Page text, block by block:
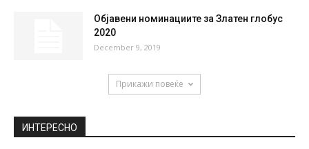
Објавени номинациите за Златен глобус
2020
December 9, 2019
Прикажи повеќе
ИНТЕРЕСНО